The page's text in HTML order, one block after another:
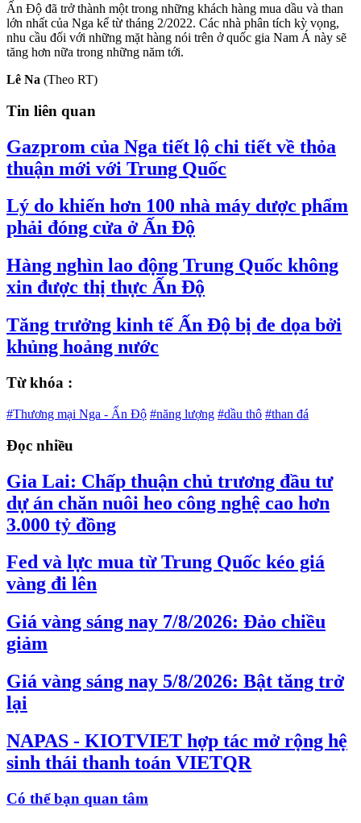
Ấn Độ đã trở thành một trong những khách hàng mua dầu và than
lớn nhất của Nga kể từ tháng 2/2022. Các nhà phân tích kỳ vọng,
nhu cầu đối với những mặt hàng nói trên ở quốc gia Nam Á này sẽ
tăng hơn nữa trong những năm tới.
Lê Na (Theo RT)
Tin liên quan
Gazprom của Nga tiết lộ chi tiết về thỏa
thuận mới với Trung Quốc
Lý do khiến hơn 100 nhà máy dược phẩm
phải đóng cửa ở Ấn Độ
Hàng nghìn lao động Trung Quốc không
xin được thị thực Ấn Độ
Tăng trưởng kinh tế Ấn Độ bị đe dọa bởi
khủng hoảng nước
Từ khóa :
#Thương mại Nga - Ấn Độ #năng lượng #dầu thô #than đá
Đọc nhiều
Gia Lai: Chấp thuận chủ trương đầu tư
dự án chăn nuôi heo công nghệ cao hơn
3.000 tỷ đồng
Fed và lực mua từ Trung Quốc kéo giá
vàng đi lên
Giá vàng sáng nay 7/8/2026: Đảo chiều
giảm
Giá vàng sáng nay 5/8/2026: Bật tăng trở
lại
NAPAS - KIOTVIET hợp tác mở rộng hệ
sinh thái thanh toán VIETQR
Có thể bạn quan tâm